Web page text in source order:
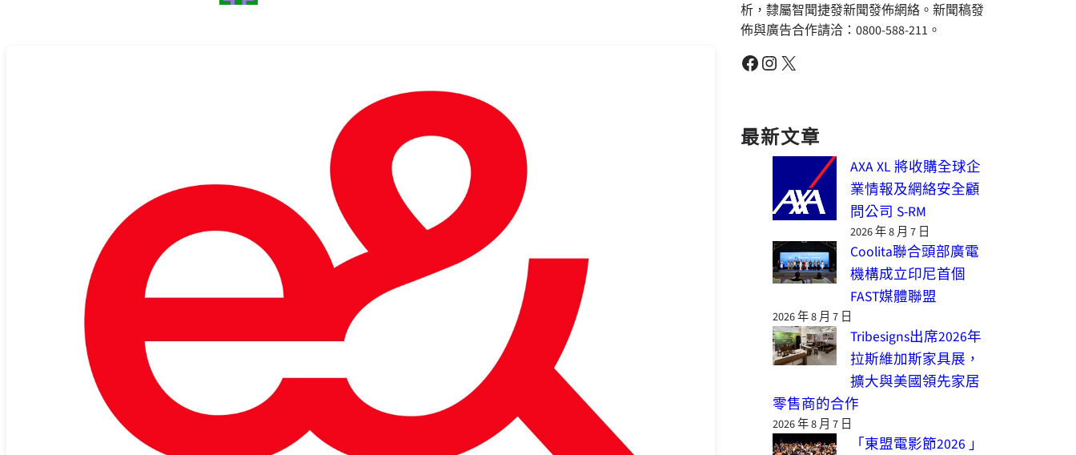
析，隸屬智聞捷發新聞發佈網絡。新聞稿發
佈與廣告合作請洽：0800-588-211。
Facebook Instagram X
最新文章
AXA XL 將收購全球企
業情報及網絡安全顧
問公司 S-RM
2026 年 8 月 7 日
Coolita聯合頭部廣電
機構成立印尼首個
FAST媒體聯盟
2026 年 8 月 7 日
Tribesigns出席2026年
拉斯維加斯家具展，
擴大與美國領先家居
零售商的合作
2026 年 8 月 7 日
「東盟電影節2026 」